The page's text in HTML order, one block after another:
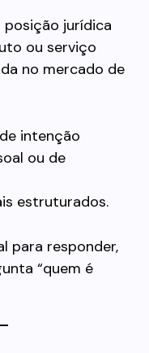
posição jurídica
ou serviço
no mercado de
intenção
ou de
estruturados.
para responder,
“quem é